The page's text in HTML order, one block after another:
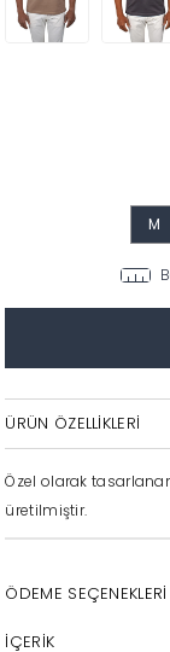
M
ÜRÜN ÖZELLIKLERI
Özel olarak
üretilmiştir.
ÖDEME SEÇENEKLERI
İÇERİK